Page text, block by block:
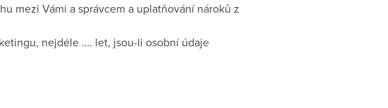
mezi Vámi a správcem a uplatňování nároků z
nejdéle …. let, jsou-li osobní údaje